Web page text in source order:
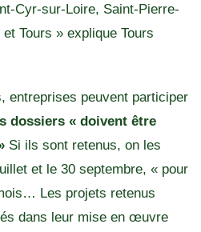
Cyr-sur-Loire, Saint-Pierre-
Tours » explique Tours
entreprises peuvent participer
dossiers « doivent être
Si ils sont retenus, on les
et le 30 septembre, « pour
Les projets retenus
dans leur mise en œuvre